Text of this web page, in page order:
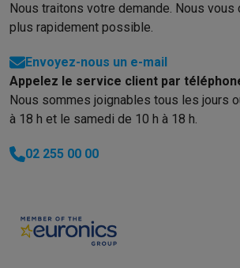
Nous traitons votre demande. Nous vous
plus rapidement possible.
Envoyez-nous un e-mail
Appelez le service client par
Nous sommes joignables tous les jours
à 18 h et le samedi de 10 h à 18 h.
02 255 00 00